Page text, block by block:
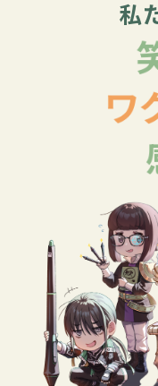
TEN’s
私
ワ